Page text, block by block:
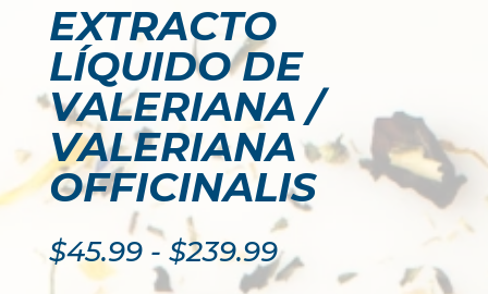
EXTRACTO
LÍQUIDO DE
VALERIANA /
VALERIANA
OFFICINALIS
$45.99 - $239.99Rango
de